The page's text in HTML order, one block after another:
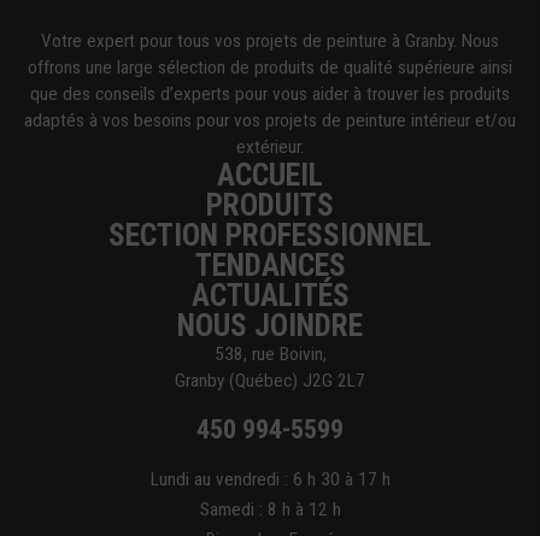
Votre expert pour tous vos projets de peinture à Granby. Nous
offrons une large sélection de produits de qualité supérieure ainsi
que des conseils d’experts pour vous aider à trouver les produits
adaptés à vos besoins pour vos projets de peinture intérieur et/ou
extérieur.
ACCUEIL
PRODUITS
SECTION PROFESSIONNEL
TENDANCES
ACTUALITÉS
NOUS JOINDRE
538, rue Boivin,
Granby (Québec) J2G 2L7
450 994-5599
Lundi au vendredi : 6 h 30 à 17 h
Samedi : 8 h à 12 h